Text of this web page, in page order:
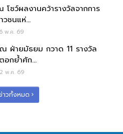
ชว์ผลงานคว้ารางวัลจากการ
วชนแห่...
พ.ค. 69
ฝ่ายมัธยม กวาด 11 รางวัล
อกย้ำศัก...
พ.ค. 69
าวทั้งหมด